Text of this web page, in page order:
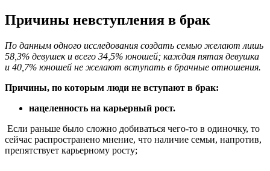
Причины невступления в брак
По данным одного исследования создать семью желают лишь
58,3% девушек и всего 34,5% юношей; каждая пятая девушка
и 40,7% юношей не желают вступать в брачные отношения.
Причины, по которым люди не вступают в брак:
нацеленность на карьерный рост.
Если раньше было сложно добиваться чего-то в одиночку, то
сейчас распространено мнение, что наличие семьи, напротив,
препятствует карьерному росту;